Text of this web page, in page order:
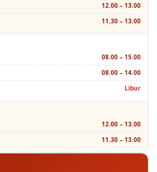
12.00 – 13.00
11.30 – 13.00
08.00 – 15.00
08.00 – 14.00
Libur
12.00 – 13.00
11.30 – 13.00